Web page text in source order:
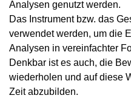
Analysen genutzt werden.
Das Instrument bzw. das
verwendet werden, um die
Analysen in vereinfachter
Denkbar ist es auch, die
wiederholen und auf diese
Zeit abzubilden.